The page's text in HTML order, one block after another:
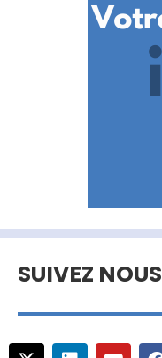
SUIVEZ NOUS